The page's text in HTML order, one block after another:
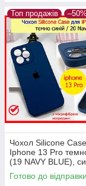
Топ продажів –50%
Чохол Silicone
Iphone 13 Pro
(19 NAVY BLUE),
чохол на айфон 13
Готово до